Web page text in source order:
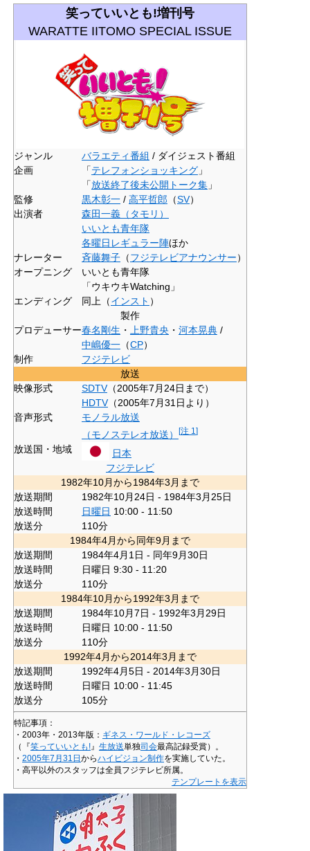
笑っていいとも!増刊号
WARATTE IITOMO SPECIAL ISSUE
ジャンル バラエティ番組 / ダイジェスト番組
企画
「テレフォンショッキング 」
「放送終了後未公開トーク集 」
監修
黒木彰一 / 高平哲郎 （SV）
出演者
森田一義（タモリ）
いいとも青年隊
各曜日レギュラー陣ほか
ナレーター
斉藤舞子 （フジテレビアナウンサー）
オープニング
いいとも青年隊
「ウキウキWatching」
エンディング
同上（インスト ）
製作
プロデューサー春名剛生 ・ 上野貴央 ・ 河本晃典 /
中嶋優一 （CP）
制作
フジテレビ
放送
映像形式
SDTV（2005年7月24日まで）
HDTV（2005年7月31日より）
音声形式
モノラル放送
（モノステレオ放送）
[注 1 ]
放送国・地域
日本
フジテレビ
1982年10月から1984年3月まで
放送期間
1982年10月24日 - 1984年3月25日
放送時間
日曜日 10:00 - 11:50
放送分
110分
1984年4月から同年9月まで
放送期間
1984年4月1日 - 同年9月30日
放送時間
日曜日 9:30 - 11:20
放送分
110分
1984年10月から1992年3月まで
放送期間
1984年10月7日 - 1992年3月29日
放送時間
日曜日 10:00 - 11:50
放送分
110分
1992年4月から2014年3月まで
放送期間
1992年4月5日 - 2014年3月30日
放送時間
日曜日 10:00 - 11:45
放送分
105分
特記事項：
・2003年・2013年版： ギネス・ワールド・レコーズ
（『笑っていいとも! 』 生放送単独司会最高記録受賞）。
・ 2005年7月31日 からハイビジョン制作を実施していた。
・高平以外のスタッフは全員フジテレビ所属。
テンプレートを表示